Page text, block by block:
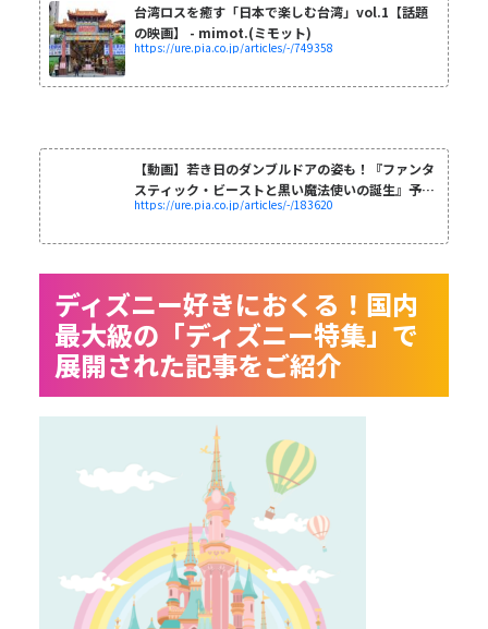
台湾ロスを癒す「日本で楽しむ台湾」vol.1【話題
の映画】 - mimot.(ミモット)
https://ure.pia.co.jp/articles/-/749358
【動画】若き日のダンブルドアの姿も！『ファンタ
スティック・ビーストと黒い魔法使いの誕生』予告
編 - mimot.(ミモット)
https://ure.pia.co.jp/articles/-/183620
ディズニー好きにおくる！国内
最大級の「ディズニー特集」で
展開された記事をご紹介